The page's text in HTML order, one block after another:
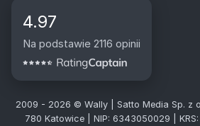
4.97
Na podstawie 2116 opinii
2009 - 2026 © Wally | Satto Media Sp. z
780 Katowice | NIP: 6343050029 |